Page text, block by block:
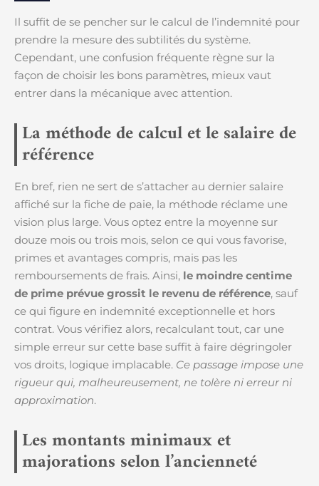
Il suffit de se pencher sur le calcul de l’indemnité pour
prendre la mesure des subtilités du système.
Cependant, une confusion fréquente règne sur la
façon de choisir les bons paramètres, mieux vaut
entrer dans la mécanique avec attention.
La méthode de calcul et le salaire de
référence
En bref, rien ne sert de s’attacher au dernier salaire
affiché sur la fiche de paie, la méthode réclame une
vision plus large. Vous optez entre la moyenne sur
douze mois ou trois mois, selon ce qui vous favorise,
primes et avantages compris, mais pas les
remboursements de frais. Ainsi, le moindre centime
de prime prévue grossit le revenu de référence, sauf
ce qui figure en indemnité exceptionnelle et hors
contrat. Vous vérifiez alors, recalculant tout, car une
simple erreur sur cette base suffit à faire dégringoler
vos droits, logique implacable. Ce passage impose une
rigueur qui, malheureusement, ne tolère ni erreur ni
approximation.
Les montants minimaux et
majorations selon l’ancienneté